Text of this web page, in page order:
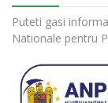
Puteti gasi
Nationale pentru